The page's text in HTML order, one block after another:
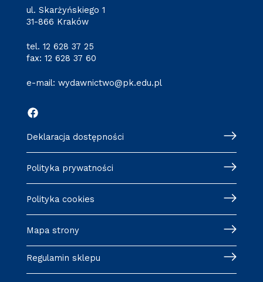
ul. Skarżyńskiego 1
31-866 Kraków
tel. 12 628 37 25
fax: 12 628 37 60
e-mail: wydawnictwo@pk.edu.pl
Deklaracja dostępności
Polityka prywatności
Polityka cookies
Mapa strony
Regulamin sklepu